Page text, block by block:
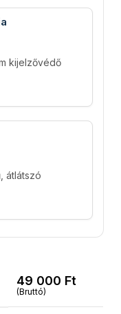
kijelzővédő
átlátszó
49 000 Ft
(Bruttó)